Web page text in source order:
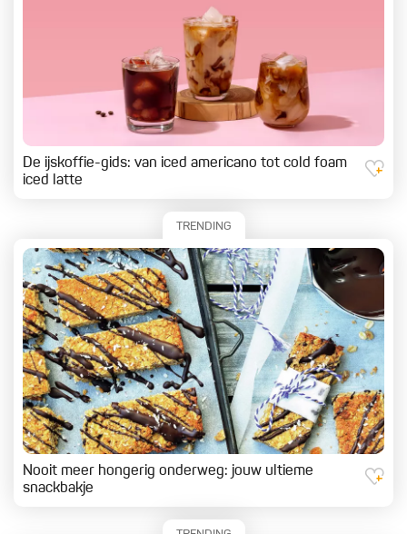
De ijskoffie-gids: van iced americano tot cold foam
iced latte
TRENDING
Nooit meer hongerig onderweg: jouw ultieme
snackbakje